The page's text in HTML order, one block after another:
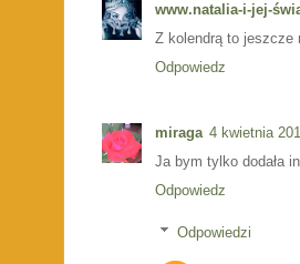
www.natalia-i-jej-
Z kolendrą to jeszcze
Odpowiedz
miraga 4 kwietnia
Ja bym tylko dodała
Odpowiedz
Odpowiedzi